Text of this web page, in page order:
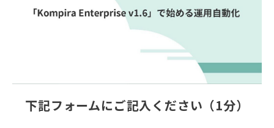
下記フォームにご記入ください（1分）